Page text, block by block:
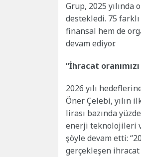
Grup, 2025 yılında
destekledi. 75
finansal hem de
devam ediyor.
“İhracat
2026 yılı
Öner Çelebi, yılın
lirası bazında
enerji teknolojileri
şöyle devam etti:
gerçekleşen ihracat